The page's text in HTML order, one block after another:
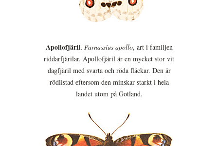
Apollofjäril, Parnassius apollo, art i familjen
riddarfjärilar. Apollofjäril är en mycket stor vit
dagfjäril med svarta och röda fläckar. Den är
rödlistad eftersom den minskar starkt i hela
landet utom på Gotland.